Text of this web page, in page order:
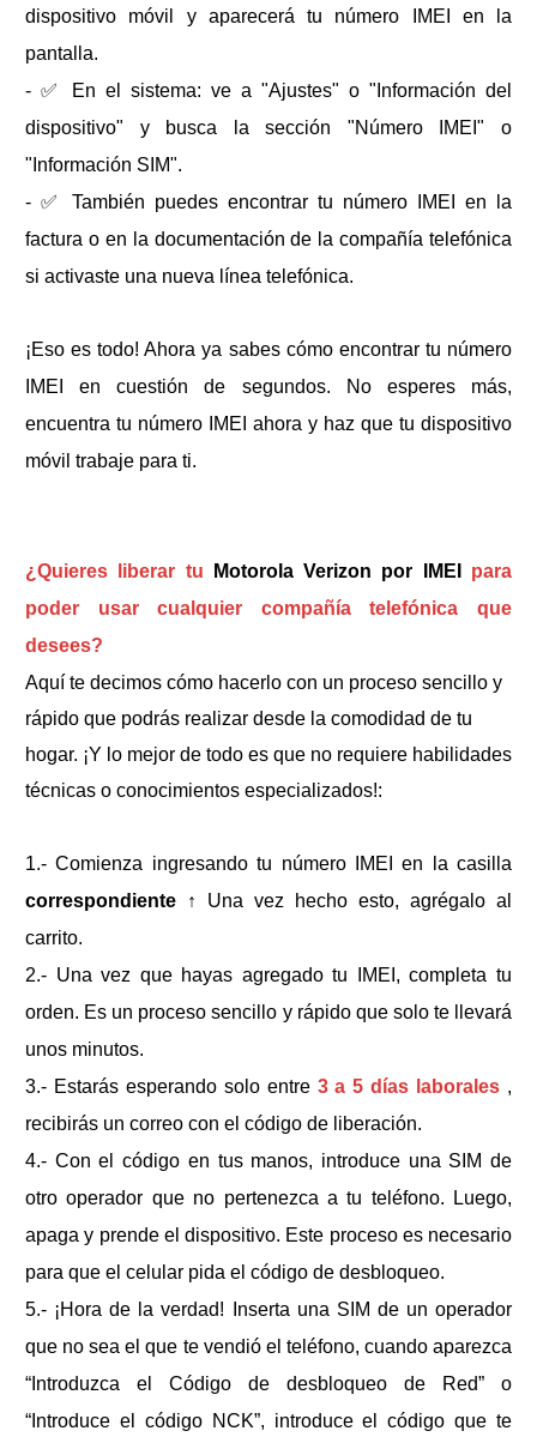
dispositivo móvil y aparecerá tu número IMEI en la
pantalla.
- ✅ En el sistema: ve a "Ajustes" o "Información del
dispositivo" y busca la sección "Número IMEI" o
"Información SIM".
- ✅ También puedes encontrar tu número IMEI en la
factura o en la documentación de la compañía telefónica
si activaste una nueva línea telefónica.
¡Eso es todo! Ahora ya sabes cómo encontrar tu número
IMEI en cuestión de segundos. No esperes más,
encuentra tu número IMEI ahora y haz que tu dispositivo
móvil trabaje para ti.
¿Quieres liberar tu Motorola Verizon por IMEI
para
poder usar cualquier compañía telefónica que
desees?
Aquí te decimos cómo hacerlo con un proceso sencillo y
rápido que podrás realizar desde la comodidad de tu
hogar. ¡Y lo mejor de todo es que no requiere habilidades
técnicas o conocimientos especializados!:
1.- Comienza ingresando tu número IMEI en la casilla
correspondiente ↑ Una vez hecho esto, agrégalo al
carrito.
2.- Una vez que hayas agregado tu IMEI, completa tu
orden. Es un proceso sencillo y rápido que solo te llevará
unos minutos.
3.- Estarás esperando solo entre 3 a 5 días laborales ,
recibirás un correo con el código de liberación.
4.- Con el código en tus manos, introduce una SIM de
otro operador que no pertenezca a tu teléfono. Luego,
apaga y prende el dispositivo. Este proceso es necesario
para que el celular pida el código de desbloqueo.
5.- ¡Hora de la verdad! Inserta una SIM de un operador
que no sea el que te vendió el teléfono, cuando aparezca
“Introduzca el Código de desbloqueo de Red” o
“Introduce el código NCK”, introduce el código que te